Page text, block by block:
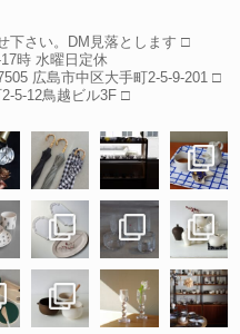
下さい。DM見落とします □
時 水曜日定休
広島市中区大手町2-5-9-201 □
5-12鳥越ビル3F □